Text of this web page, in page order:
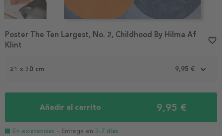
1
21 x 30 cm 9,95 €
Añadir al carrito 9,95 €
En existencias - Entrega en 3-7 días
Poster The Ten Largest, No. 2, Childhood By Hilma Af
Klint
favorite_border